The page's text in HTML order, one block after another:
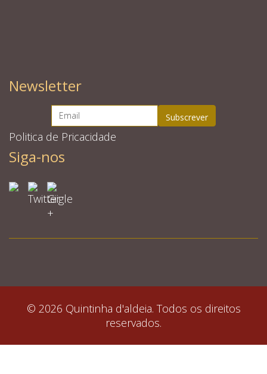
Newsletter
Politica de Pricacidade
Siga-nos
© 2026 Quintinha d'aldeia. Todos os direitos
reservados.